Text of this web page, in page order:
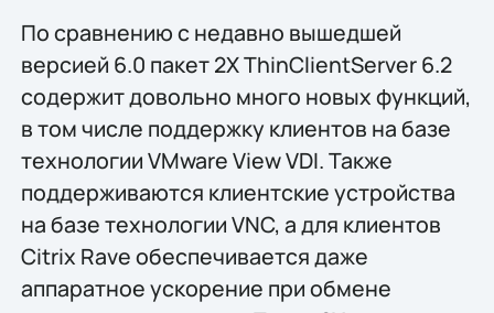
По сравнению с недавно вышедшей
версией 6.0 пакет 2X ThinClientServer 6.2
содержит довольно много новых функций,
в том числе поддержку клиентов на базе
технологии VMware View VDI. Также
поддерживаются клиентские устройства
на базе технологии VNC, а для клиентов
Citrix Rave обеспечивается даже
аппаратное ускорение при обмене